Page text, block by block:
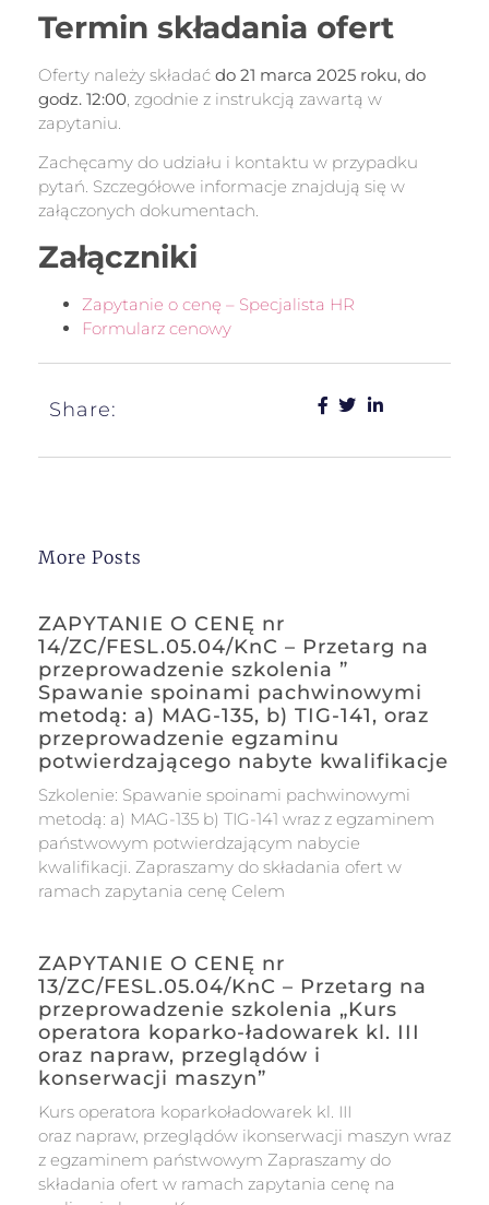
Termin składania ofert
Oferty należy składać do 21 marca 2025 roku, do
godz. 12:00, zgodnie z instrukcją zawartą w
zapytaniu.
Zachęcamy do udziału i kontaktu w przypadku
pytań. Szczegółowe informacje znajdują się w
załączonych dokumentach.
Załączniki
Zapytanie o cenę – Specjalista HR
Formularz cenowy
Share:
More Posts
ZAPYTANIE O CENĘ nr
14/ZC/FESL.05.04/KnC – Przetarg na
przeprowadzenie szkolenia ”
Spawanie spoinami pachwinowymi
metodą: a) MAG-135, b) TIG-141, oraz
przeprowadzenie egzaminu
potwierdzającego nabyte kwalifikacje
Szkolenie: Spawanie spoinami pachwinowymi
metodą: a) MAG-135 b) TIG-141 wraz z egzaminem
państwowym potwierdzającym nabycie
kwalifikacji. Zapraszamy do składania ofert w
ramach zapytania cenę Celem
ZAPYTANIE O CENĘ nr
13/ZC/FESL.05.04/KnC – Przetarg na
przeprowadzenie szkolenia „Kurs
operatora koparko-ładowarek kl. III
oraz napraw, przeglądów i
konserwacji maszyn”
Kurs operatora koparkoładowarek kl. III
oraz napraw, przeglądów ikonserwacji maszyn wraz
z egzaminem państwowym Zapraszamy do
składania ofert w ramach zapytania cenę na